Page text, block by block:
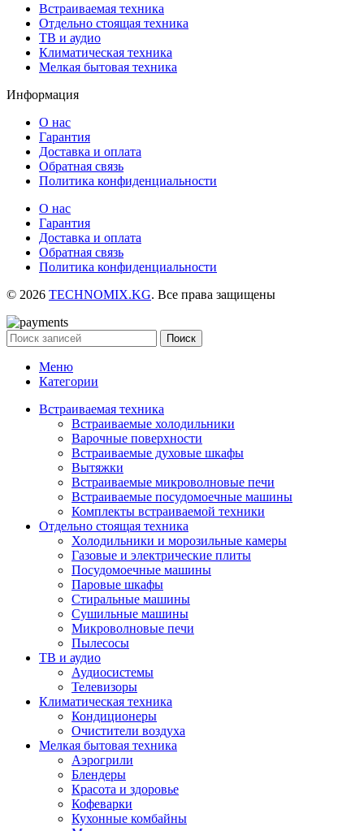
Встраиваемая техника
Отдельно стоящая техника
ТВ и аудио
Климатическая техника
Мелкая бытовая техника
Информация
О нас
Гарантия
Доставка и оплата
Обратная связь
Политика конфиденциальности
О нас
Гарантия
Доставка и оплата
Обратная связь
Политика конфиденциальности
© 2026 TECHNOMIX.KG. Все права защищены
Поиск
Меню
Категории
Встраиваемая техника
Встраиваемые холодильники
Варочные поверхности
Встраиваемые духовые шкафы
Вытяжки
Встраиваемые микроволновые печи
Встраиваемые посудомоечные машины
Комплекты встраиваемой техники
Отдельно стоящая техника
Холодильники и морозильные камеры
Газовые и электрические плиты
Посудомоечные машины
Паровые шкафы
Стиральные машины
Сушильные машины
Микроволновые печи
Пылесосы
ТВ и аудио
Аудиосистемы
Телевизоры
Климатическая техника
Кондиционеры
Очистители воздуха
Мелкая бытовая техника
Аэрогрили
Блендеры
Красота и здоровье
Кофеварки
Кухонные комбайны